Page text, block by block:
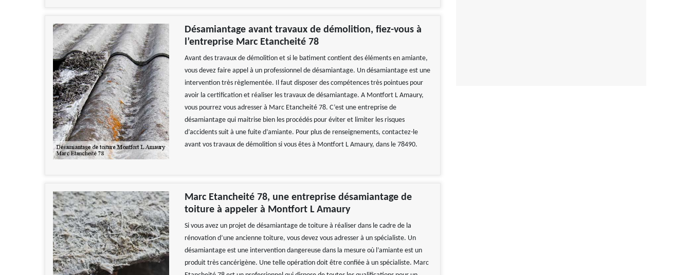
Désamiantage avant travaux de démolition, fiez-vous à
l’entreprise Marc Etancheité 78
Avant des travaux de démolition et si le batiment contient des éléments en amiante,
vous devez faire appel à un professionnel de désamiantage. Un désamiantage est une
intervention très règlementée. Il faut disposer des compétences très pointues pour
avoir la certification et réaliser les travaux de désamiantage. A Montfort L Amaury,
vous pourrez vous adresser à Marc Etancheité 78. C’est une entreprise de
désamiantage qui maitrise bien les procédés pour éviter et limiter les risques
d’accidents suit à une fuite d’amiante. Pour plus de renseignements, contactez-le
avant vos travaux de démolition si vous êtes à Montfort L Amaury, dans le 78490.
Marc Etancheité 78, une entreprise désamiantage de
toiture à appeler à Montfort L Amaury
Si vous avez un projet de désamiantage de toiture à réaliser dans le cadre de la
rénovation d’une ancienne toiture, vous devez vous adresser à un spécialiste. Un
désamiantage est une intervention dangereuse dans la mesure où l’amiante est un
produit très cancérigène. Une telle opération doit être confiée à un spécialiste. Marc